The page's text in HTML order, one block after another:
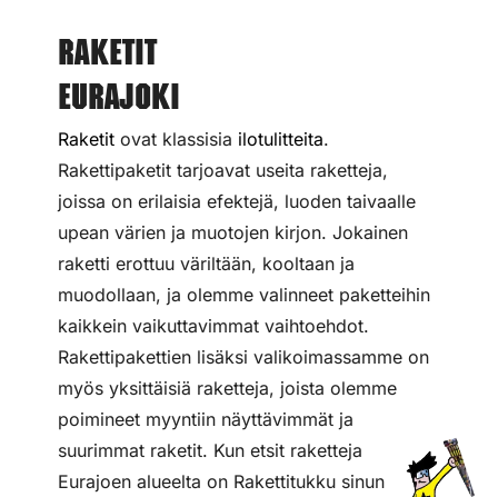
Raketit
Eurajoki
Raketit ovat klassisia ilotulitteita.
Rakettipaketit tarjoavat useita raketteja,
joissa on erilaisia efektejä, luoden taivaalle
upean värien ja muotojen kirjon. Jokainen
raketti erottuu väriltään, kooltaan ja
muodollaan, ja olemme valinneet paketteihin
kaikkein vaikuttavimmat vaihtoehdot.
Rakettipakettien lisäksi valikoimassamme on
myös yksittäisiä raketteja, joista olemme
poimineet myyntiin näyttävimmät ja
suurimmat raketit. Kun etsit raketteja
Eurajoen alueelta on Rakettitukku sinun